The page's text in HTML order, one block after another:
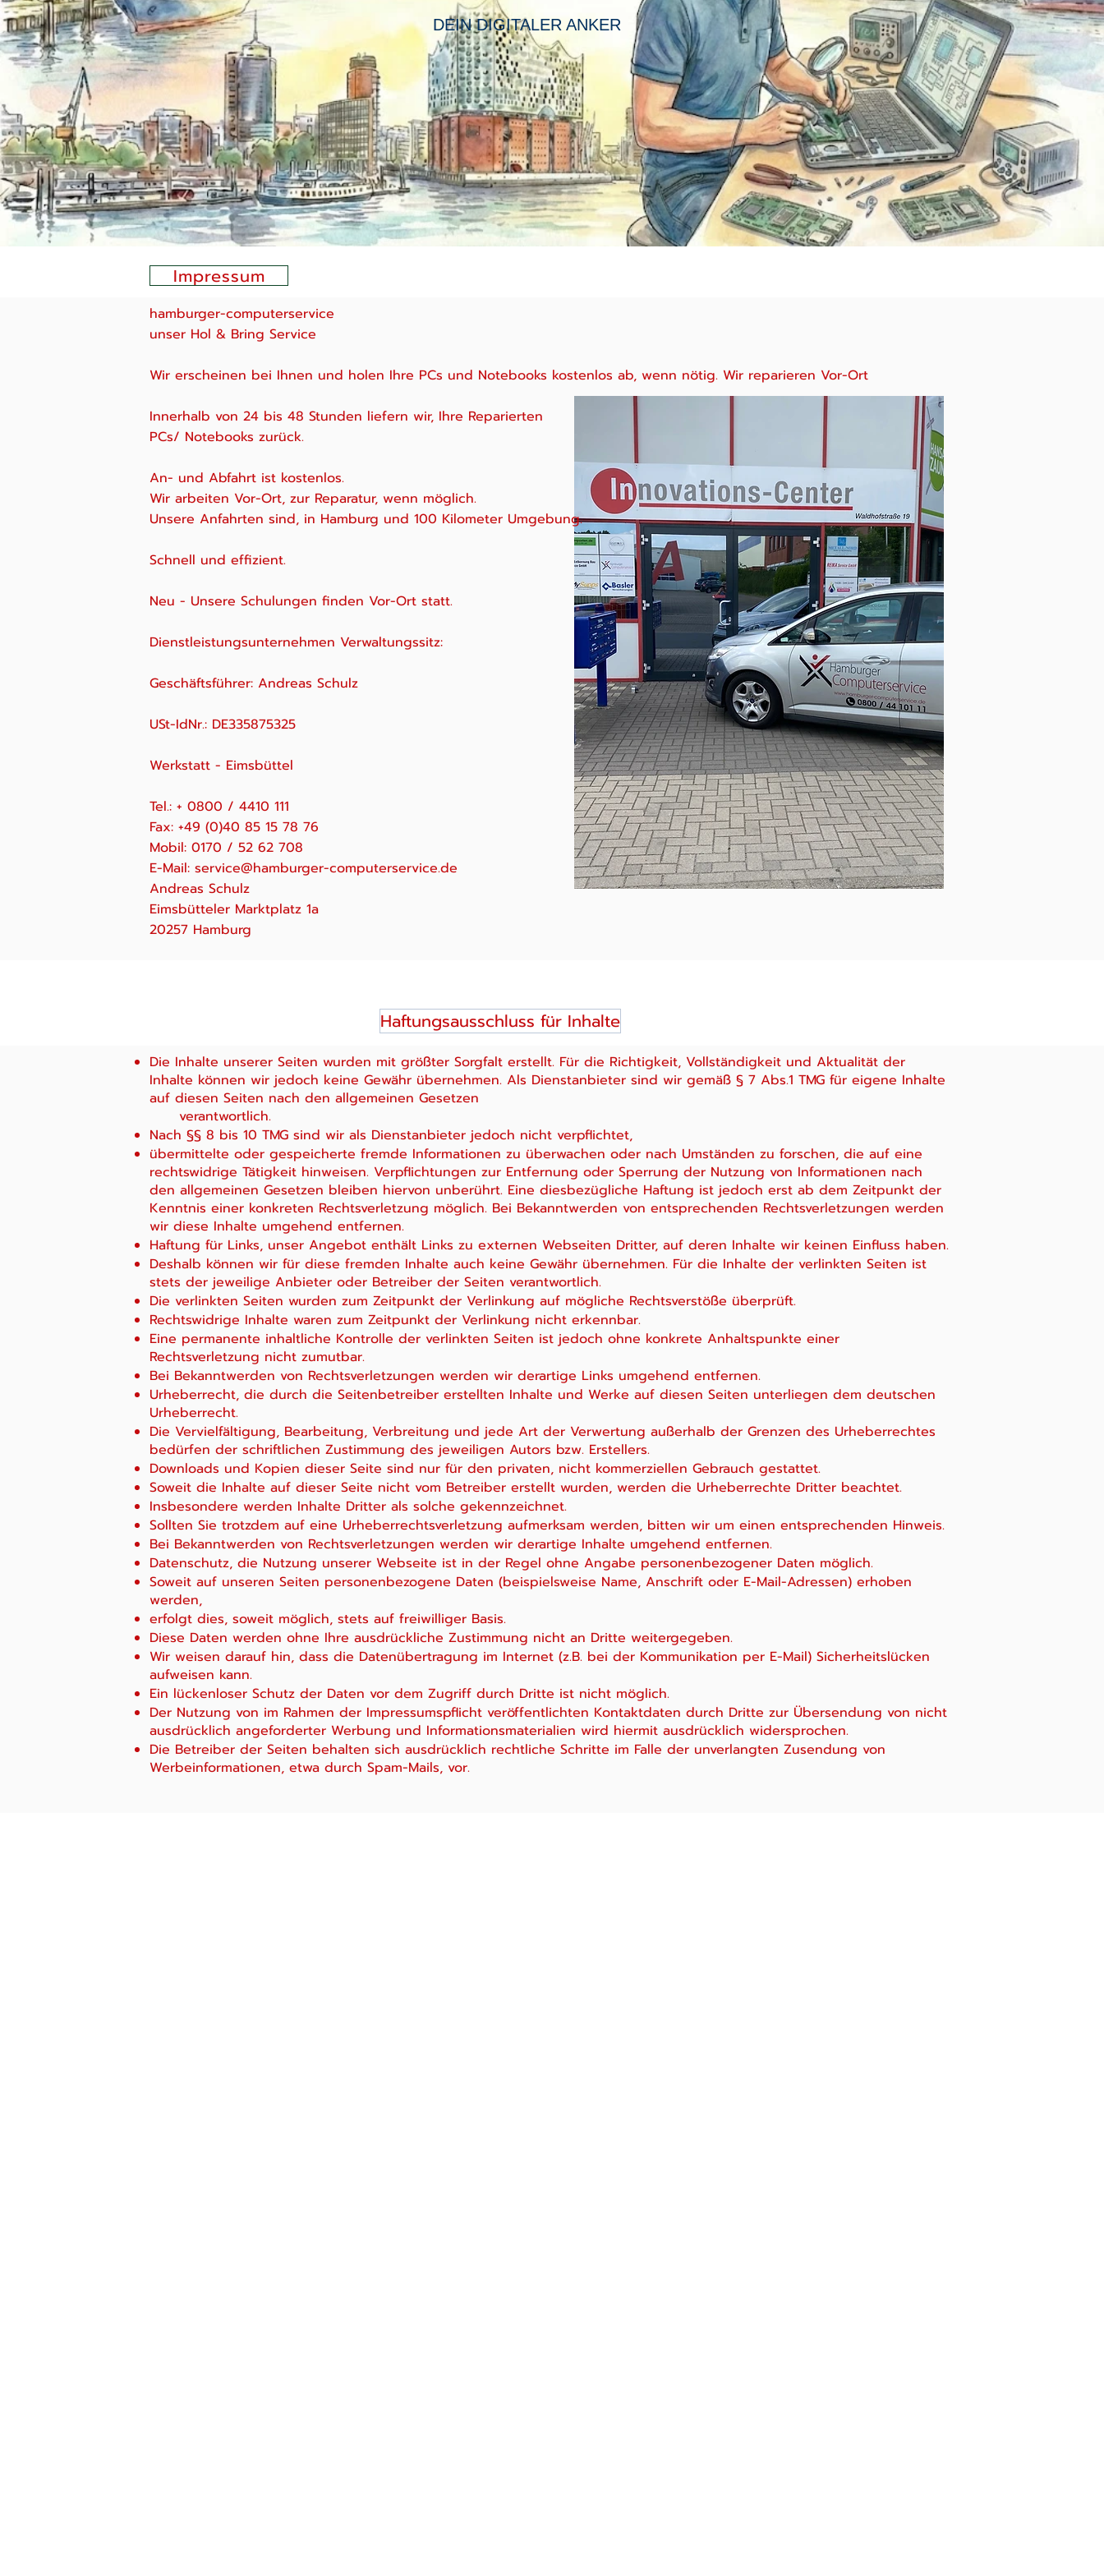
DEIN DIGITALER ANKER
Impressum
hamburger-computerservice
unser Hol & Bring Service
Wir erscheinen bei Ihnen und holen Ihre PCs und Notebooks kostenlos ab, wenn nötig. Wir reparieren Vor-Ort
Innerhalb von 24 bis 48 Stunden liefern wir, Ihre Reparierten
PCs/ Notebooks zurück.
An- und Abfahrt ist kostenlos.
Wir arbeiten Vor-Ort, zur Reparatur, wenn möglich.
Unsere Anfahrten sind, in Hamburg und 100 Kilometer Umgebung.
Schnell und effizient.
Neu - Unsere Schulungen finden Vor-Ort statt.
Dienstleistungsunternehmen Verwaltungssitz:
Geschäftsführer: Andreas Schulz
USt-IdNr.: DE335875325
Werkstatt - Eimsbüttel
Tel.: + 0800 / 4410 111
Fax: +49 (0)40 85 15 78 76
Mobil: 0170 / 52 62 708
E-Mail: service@hamburger-computerservice.de
Andreas Schulz
Eimsbütteler Marktplatz 1a
20257 Hamburg
Haftungsausschluss für Inhalte
Die Inhalte unserer Seiten wurden mit größter Sorgfalt erstellt. Für die Richtigkeit, Vollständigkeit und Aktualität der
Inhalte können wir jedoch keine Gewähr übernehmen. Als Dienstanbieter sind wir gemäß § 7 Abs.1 TMG für eigene Inhalte
auf diesen Seiten nach den allgemeinen Gesetzen
verantwortlich.
Nach §§ 8 bis 10 TMG sind wir als Dienstanbieter jedoch nicht verpflichtet,
übermittelte oder gespeicherte fremde Informationen zu überwachen oder nach Umständen zu forschen, die auf eine
rechtswidrige Tätigkeit hinweisen. Verpflichtungen zur Entfernung oder Sperrung der Nutzung von Informationen nach
den allgemeinen Gesetzen bleiben hiervon unberührt. Eine diesbezügliche Haftung ist jedoch erst ab dem Zeitpunkt der
Kenntnis einer konkreten Rechtsverletzung möglich. Bei Bekanntwerden von entsprechenden Rechtsverletzungen werden
wir diese Inhalte umgehend entfernen.
Haftung für Links, unser Angebot enthält Links zu externen Webseiten Dritter, auf deren Inhalte wir keinen Einfluss haben.
Deshalb können wir für diese fremden Inhalte auch keine Gewähr übernehmen. Für die Inhalte der verlinkten Seiten ist
stets der jeweilige Anbieter oder Betreiber der Seiten verantwortlich.
Die verlinkten Seiten wurden zum Zeitpunkt der Verlinkung auf mögliche Rechtsverstöße überprüft.
Rechtswidrige Inhalte waren zum Zeitpunkt der Verlinkung nicht erkennbar.
Eine permanente inhaltliche Kontrolle der verlinkten Seiten ist jedoch ohne konkrete Anhaltspunkte einer
Rechtsverletzung nicht zumutbar.
Bei Bekanntwerden von Rechtsverletzungen werden wir derartige Links umgehend entfernen.
Urheberrecht, die durch die Seitenbetreiber erstellten Inhalte und Werke auf diesen Seiten unterliegen dem deutschen
Urheberrecht.
Die Vervielfältigung, Bearbeitung, Verbreitung und jede Art der Verwertung außerhalb der Grenzen des Urheberrechtes
bedürfen der schriftlichen Zustimmung des jeweiligen Autors bzw. Erstellers.
Downloads und Kopien dieser Seite sind nur für den privaten, nicht kommerziellen Gebrauch gestattet.
Soweit die Inhalte auf dieser Seite nicht vom Betreiber erstellt wurden, werden die Urheberrechte Dritter beachtet.
Insbesondere werden Inhalte Dritter als solche gekennzeichnet.
Sollten Sie trotzdem auf eine Urheberrechtsverletzung aufmerksam werden, bitten wir um einen entsprechenden Hinweis.
Bei Bekanntwerden von Rechtsverletzungen werden wir derartige Inhalte umgehend entfernen.
Datenschutz, die Nutzung unserer Webseite ist in der Regel ohne Angabe personenbezogener Daten möglich.
Soweit auf unseren Seiten personenbezogene Daten (beispielsweise Name, Anschrift oder E-Mail-Adressen) erhoben
werden,
erfolgt dies, soweit möglich, stets auf freiwilliger Basis.
Diese Daten werden ohne Ihre ausdrückliche Zustimmung nicht an Dritte weitergegeben.
Wir weisen darauf hin, dass die Datenübertragung im Internet (z.B. bei der Kommunikation per E-Mail) Sicherheitslücken
aufweisen kann.
Ein lückenloser Schutz der Daten vor dem Zugriff durch Dritte ist nicht möglich.
Der Nutzung von im Rahmen der Impressumspflicht veröffentlichten Kontaktdaten durch Dritte zur Übersendung von nicht
ausdrücklich angeforderter Werbung und Informationsmaterialien wird hiermit ausdrücklich widersprochen.
Die Betreiber der Seiten behalten sich ausdrücklich rechtliche Schritte im Falle der unverlangten Zusendung von
Werbeinformationen, etwa durch Spam-Mails, vor.